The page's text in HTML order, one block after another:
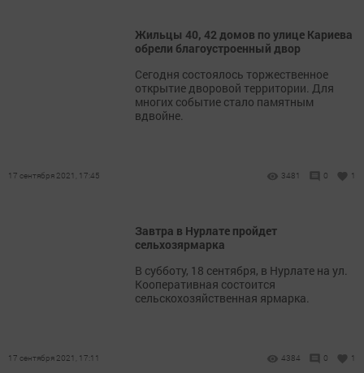
Жильцы 40, 42 домов по улице Кариева
обрели благоустроенный двор
Сегодня состоялось торжественное
открытие дворовой территории. Для
многих событие стало памятным
вдвойне.
17 сентября 2021, 17:45 3481 0 1
Завтра в Нурлате пройдет
сельхозярмарка
В субботу, 18 сентября, в Нурлате на ул.
Кооперативная состоится
сельскохозяйственная ярмарка.
17 сентября 2021, 17:11 4384 0 1